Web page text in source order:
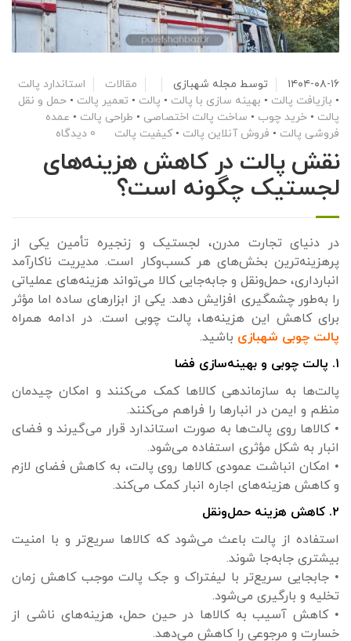
۱۴۰۴-۰۸-۱۶ توسط مجله شهبازی مقالات
استاندارد پالت
• بازیافت پالت • بهینه سازی با پالت • پالت • تعمیر پالت • حمل و نقل
پالت • خرید چوب • ساخت پالت اختصاصی • طراحی پالت • عمده
فروشی پالت • فروش آنلاین پالت •کیفیت پالت 0 دیدگاه
نقش پالت در کاهش هزینه‌های
لجستیک چگونه است؟
در دنیای تجارت مدرن، لجستیک و زنجیره تأمین یکی از
پرهزینه‌ترین بخش‌های هر کسب‌وکار است. مدیریت ناکارآمد
انبارداری، حمل‌ونقل و جابه‌جایی کالا می‌تواند هزینه‌های عملیاتی
را به‌طور چشمگیری افزایش دهد. یکی از ابزارهای ساده اما مؤثر
برای کاهش این هزینه‌ها، پالت چوبی است. در ادامه همراه
پالت چوبی شهبازی باشید.
۱. پالت چوبی و بهینه‌سازی فضا
پالت‌ها به سازماندهی کالاها کمک می‌کنند و امکان چیدمان
منظم و ایمن در انبارها را فراهم می‌کنند.
• کالاها روی پالت‌ها به صورت استاندارد قرار می‌گیرند و فضای
انبار به شکل مؤثری استفاده می‌شود.
• امکان انباشت عمودی کالاها روی پالت، به کاهش فضای لازم
و کاهش هزینه‌های اجاره انبار کمک می‌کند.
۲. کاهش هزینه حمل‌ونقل
استفاده از پالت باعث می‌شود که کالاها سریع‌تر و با امنیت
بیشتری جابه‌جا شوند.
• جابجایی سریع‌تر با لیفتراک و جک پالت موجب کاهش زمان
تخلیه و بارگیری می‌شود.
• کاهش آسیب به کالاها در حین حمل، هزینه‌های ناشی از
خسارت و مرجوعی را کاهش می‌دهد.